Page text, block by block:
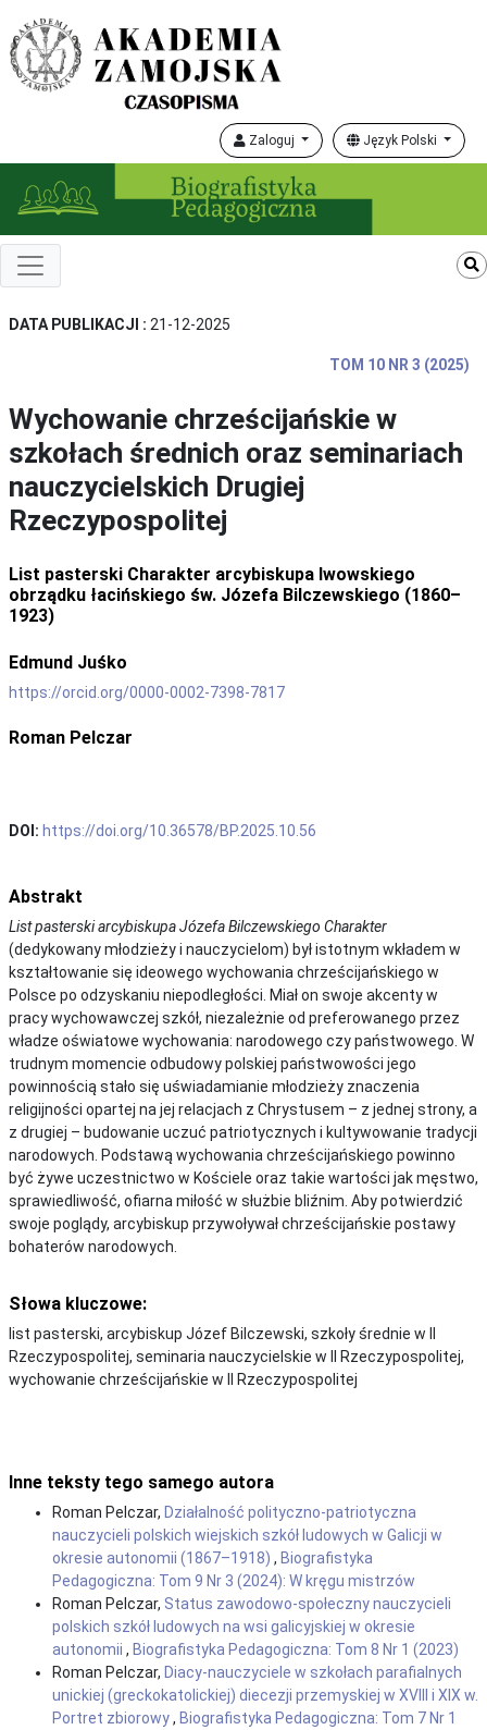
Zaloguj Język Polski
DATA PUBLIKACJI : 21-12-2025
TOM 10 NR 3 (2025)
Wychowanie chrześcijańskie w
szkołach średnich oraz seminariach
nauczycielskich Drugiej
Rzeczypospolitej
List pasterski Charakter arcybiskupa lwowskiego
obrządku łacińskiego św. Józefa Bilczewskiego (1860–
1923)
Edmund Juśko
https://orcid.org/0000-0002-7398-7817
Roman Pelczar
DOI: https://doi.org/10.36578/BP.2025.10.56
Abstrakt
List pasterskiarcybiskupa Józefa Bilczewskiego Charakter
(dedykowany młodzieży i nauczycielom) był istotnym wkładem w
kształtowanie się ideowego wychowania chrześcijańskiego w
Polsce po odzyskaniu niepodległości. Miał on swoje akcenty w
pracy wychowawczej szkół, niezależnie od preferowanego przez
władze oświatowe wychowania: narodowego czy państwowego. W
trudnym momencie odbudowy polskiej państwowości jego
powinnością stało się uświadamianie młodzieży znaczenia
religijności opartej na jej relacjach z Chrystusem – z jednej strony, a
z drugiej – budowanie uczuć patriotycznych i kultywowanie tradycji
narodowych. Podstawą wychowania chrześcijańskiego powinno
być żywe uczestnictwo w Kościele oraz takie wartości jak męstwo,
sprawiedliwość, ofiarna miłość w służbie bliźnim. Aby potwierdzić
swoje poglądy, arcybiskup przywoływał chrześcijańskie postawy
bohaterów narodowych.
Słowa kluczowe:
list pasterski, arcybiskup Józef Bilczewski, szkoły średnie w II
Rzeczypospolitej, seminaria nauczycielskie w II Rzeczypospolitej,
wychowanie chrześcijańskie w II Rzeczypospolitej
Inne teksty tego samego autora
Roman Pelczar, Działalność polityczno-patriotyczna
nauczycieli polskich wiejskich szkół ludowych w Galicji w
okresie autonomii (1867–1918) , Biografistyka
Pedagogiczna: Tom 9 Nr 3 (2024): W kręgu mistrzów
Roman Pelczar, Status zawodowo-społeczny nauczycieli
polskich szkół ludowych na wsi galicyjskiej w okresie
autonomii , Biografistyka Pedagogiczna: Tom 8 Nr 1 (2023)
Roman Pelczar, Diacy-nauczyciele w szkołach parafialnych
unickiej (greckokatolickiej) diecezji przemyskiej w XVIII i XIX w.
Portret zbiorowy, Biografistyka Pedagogiczna: Tom 7 Nr 1